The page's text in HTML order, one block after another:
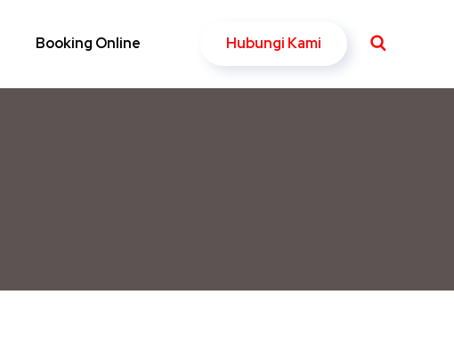
Booking Online Hubungi Kami